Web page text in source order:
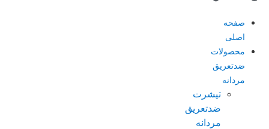
صفحه
اصلی
محصولات
ضدتعریق
مردانه
تیشرت
ضدتعریق
مردانه